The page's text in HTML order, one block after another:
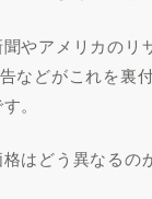
やアメリカのリ
などがこれを裏
。
はどう異なるの